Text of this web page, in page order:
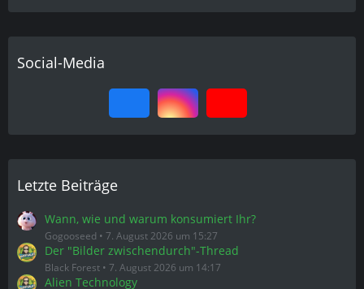
Social-Media
Letzte Beiträge
Wann, wie und warum konsumiert Ihr?
Gogooseed 7. August 2026 um 15:27
Der "Bilder zwischendurch"-Thread
Black Forest 7. August 2026 um 14:17
Alien Technology